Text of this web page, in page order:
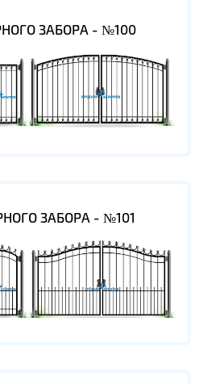
ЗАБОРА - №100
ЗАБОРА - №101